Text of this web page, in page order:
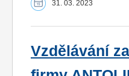
31. 03. 2023
Vzdělávání